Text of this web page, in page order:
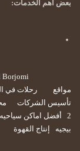
بعض أهم الخدمات:
Borjomi
مواقع
رحلات في
تأسيس الشركات
2
أفضل اماكن سياحيه
بيجيه
إنتاج القهوة